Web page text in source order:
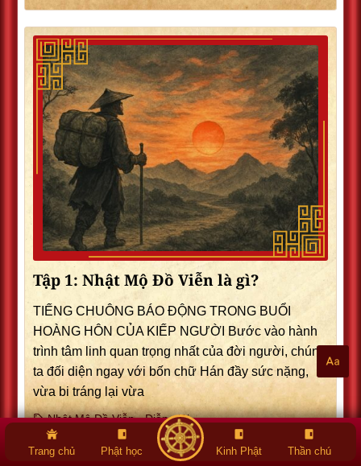
Tập 1: Nhật Mộ Đồ Viễn là gì?
TIẾNG CHUÔNG BÁO ĐỘNG TRONG BUỔI
HOÀNG HÔN CỦA KIẾP NGƯỜI Bước vào hành
trình tâm linh quan trọng nhất của đời người, chúng
ta đối diện ngay với bốn chữ Hán đầy sức nặng,
vừa bi tráng lại vừa
Nhật Mộ Đồ Viễn - Diễn giải
Trang chủ Phật học Kinh Phật Thần chú